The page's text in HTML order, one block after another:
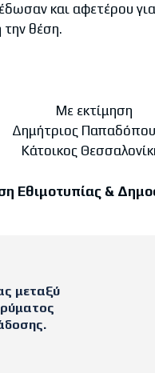
και αφετέρου
θέση.
Με εκτίμηση
Δημήτριος
Κάτοικος
Εθιμοτυπίας &
μεταξύ